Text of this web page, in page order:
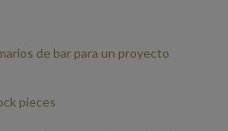
de bar para un proyecto
pieces